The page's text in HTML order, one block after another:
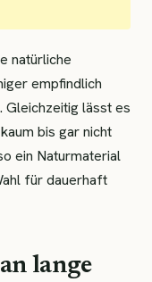
natürliche
empfindlich
Gleichzeitig lässt es
bis gar nicht
ein Naturmaterial
für dauerhaft
lange